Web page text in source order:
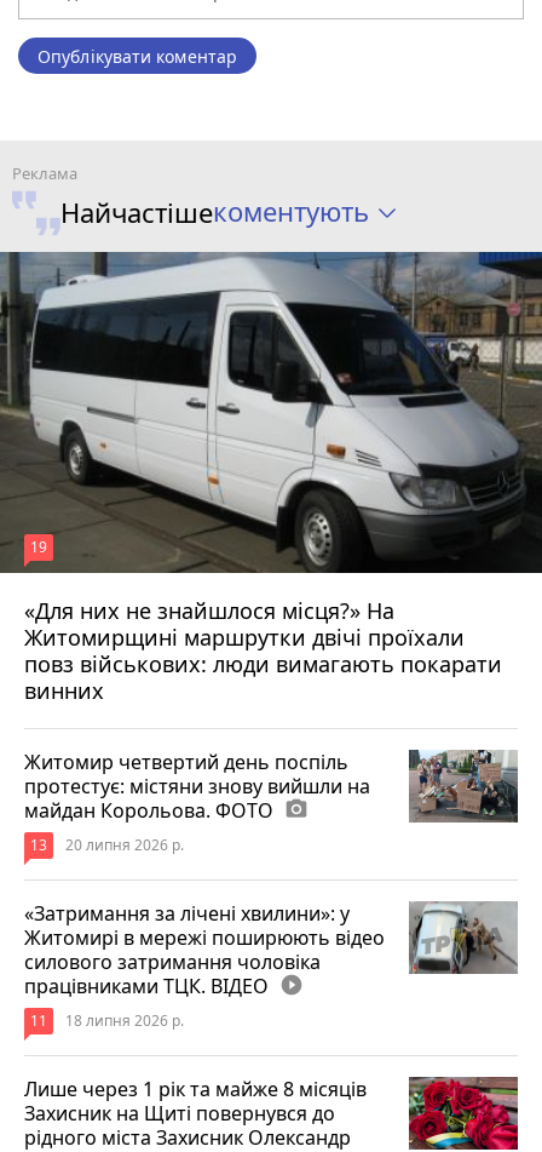
Опублікувати коментар
Найчастішекоментують
«Для них не знайшлося місця?» На
Житомирщині маршрутки двічі проїхали
повз військових: люди вимагають покарати
винних
19
17 липня 2026 р.
Житомир четвертий день поспіль
протестує: містяни знову вийшли на
майдан Корольова. ФОТО photo_camera
13 20 липня 2026 р.
«Затримання за лічені хвилини»: у
Житомирі в мережі поширюють відео
силового затримання чоловіка
працівниками ТЦК. ВІДЕО play_circle_filled
11 18 липня 2026 р.
Лише через 1 рік та майже 8 місяців
Захисник на Щиті повернувся до
рідного міста Захисник Олександр